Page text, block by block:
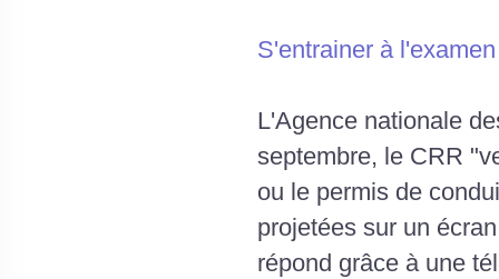
S'entrainer à
L'Agence nationale
septembre, le CRR
ou le permis de
projetées sur un
répond grâce à une